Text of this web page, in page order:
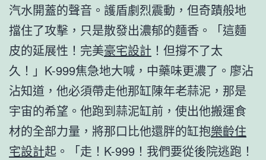
汽水開蓋的聲音。護盾劇烈震動，但奇蹟般地
擋住了攻擊，只是散發出濃郁的麵香。「這麵
皮的延展性！完美豪宅設計 ！但撐不了太
久！」K-999焦急地大喊，中藥味更濃了。廖沾
沾知道，他必須帶走他那缸陳年老蒜泥，那是
宇宙的希望。他跑到蒜泥缸前，使出他搬運食
材的全部力量，將那口比他還胖的缸抱樂齡住
宅設計起。「走！K-999！我們要從後院逃跑！